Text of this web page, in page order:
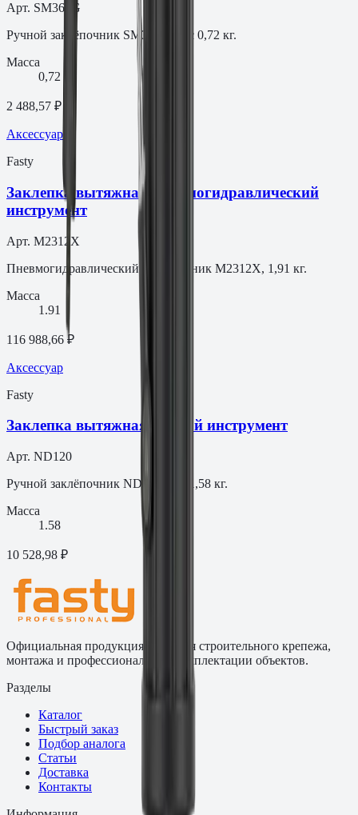
Арт. SM360G
Ручной заклёпочник SM360G, вес 0,72 кг.
Масса
0,72 кг
2 488,57 ₽
Аксессуар
Fasty
Заклепка вытяжная Пневмогидравлический
инструмент
Арт. M2312X
Пневмогидравлический заклёпочник M2312X, 1,91 кг.
Масса
1.91
116 988,66 ₽
Аксессуар
Fasty
Заклепка вытяжная Ручной инструмент
Арт. ND120
Ручной заклёпочник ND120, вес 1,58 кг.
Масса
1.58
10 528,98 ₽
Официальная продукция Fasty для строительного крепежа,
монтажа и профессиональной комплектации объектов.
Разделы
Каталог
Быстрый заказ
Подбор аналога
Статьи
Доставка
Контакты